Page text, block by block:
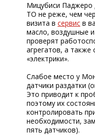
Мицубиси Паджеро
ТО не реже, чем
визита в сервис в
масло, воздушные
проверят
агрегатов, а также
«электрики».
Слабое место у
датчики раздатки
Это приводит к
поэтому их
контролировать
необходимости,
пять датчиков).